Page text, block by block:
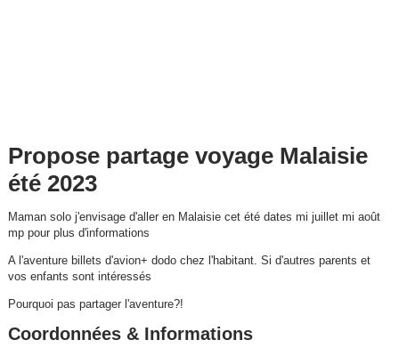
Propose partage voyage Malaisie
été 2023
Maman solo j'envisage d'aller en Malaisie cet été dates mi juillet mi août
mp pour plus d'informations
A l'aventure billets d'avion+ dodo chez l'habitant. Si d'autres parents et
vos enfants sont intéressés
Pourquoi pas partager l'aventure?!
Coordonnées & Informations